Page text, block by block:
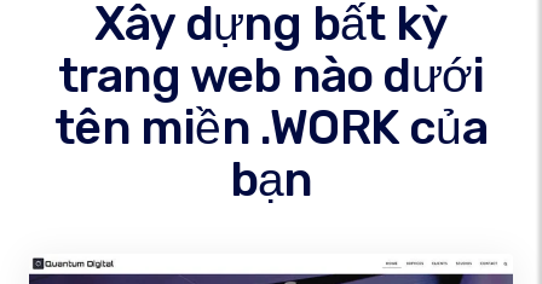
Xây dựng bất kỳ
trang web nào dưới
tên miền .WORK của
bạn